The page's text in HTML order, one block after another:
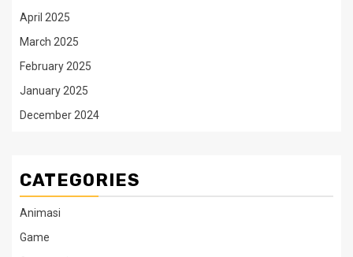
April 2025
March 2025
February 2025
January 2025
December 2024
CATEGORIES
Animasi
Game